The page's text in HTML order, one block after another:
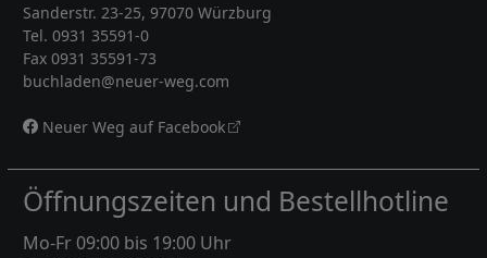
Sanderstr. 23-25, 97070 Würzburg
Tel. 0931 35591-0
Fax 0931 35591-73
buchladen@neuer-weg.com
Neuer Weg auf Facebook
Öffnungszeiten und Bestellhotline
Mo-Fr 09:00 bis 19:00 Uhr